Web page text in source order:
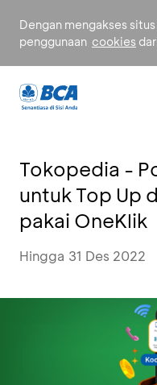
Dengan mengakses
penggunaan cookies
Tokopedia -
untuk Top Up
pakai OneKlik
Hingga 31 Des 2022